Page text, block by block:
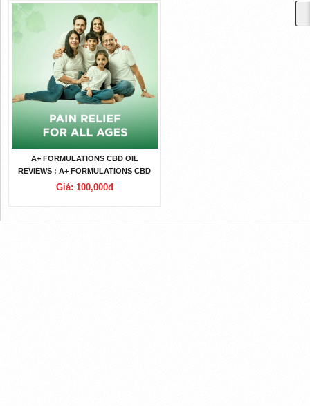
A+ FORMULATIONS CBD OIL
REVIEWS : A+ FORMULATIONS CBD
OIL DOES IT REAL WORK?
Giá: 100,000đ